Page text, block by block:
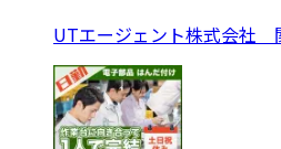
UTエージェント株式会社